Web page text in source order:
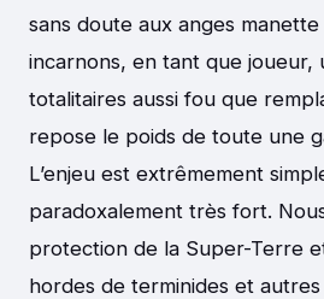
sans doute aux anges manette
incarnons, en tant que joueur,
totalitaires aussi fou que
repose le poids de toute une
L’enjeu est extrêmement
paradoxalement très fort.
protection de la Super-Terre
hordes de terminides et